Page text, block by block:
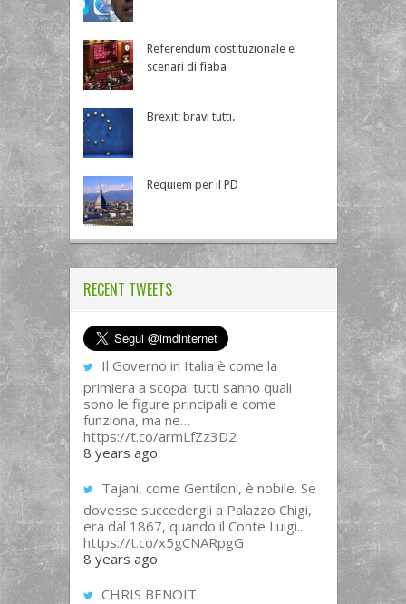
Referendum costituzionale e
scenari di fiaba
Brexit; bravi tutti.
Requiem per il PD
RECENT TWEETS
Il Governo in Italia è come la
primiera a scopa: tutti sanno quali
sono le figure principali e come
funziona, ma ne…
https://t.co/armLfZz3D2
8 years ago
Tajani, come Gentiloni, è nobile. Se
dovesse succedergli a Palazzo Chigi,
era dal 1867, quando il Conte Luigi...
https://t.co/x5gCNARpgG
8 years ago
CHRIS BENOIT